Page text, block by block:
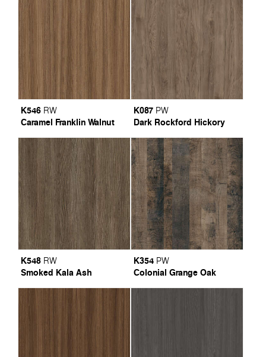
K546 RW
Caramel Franklin Walnut
K087 PW
Dark Rockford Hickory
K548 RW
Smoked Kala Ash
K354 PW
Colonial Grange Oak